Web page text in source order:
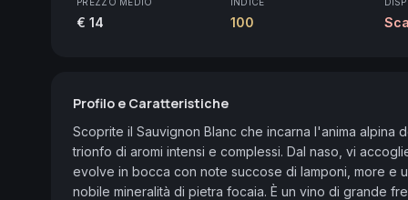
€ 14 100
Profilo e Caratteristiche
Scoprite il Sauvignon Blanc che incarna l'anima
trionfo di aromi intensi e complessi. Dal naso, vi
evolve in bocca con note succose di lamponi, more e
nobile mineralità di pietra focaia. È un vino di grande